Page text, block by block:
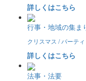
詳しくはこちら
行事・地域の集ま
クリスマス / パーテ
詳しくはこちら
法事・法要